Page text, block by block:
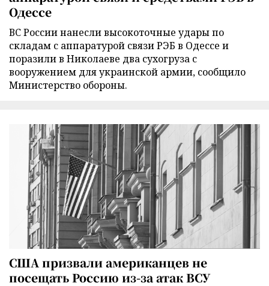
Одессе
ВС России нанесли высокоточные удары по
складам с аппаратурой связи РЭБ в Одессе и
поразили в Николаеве два сухогруза с
вооружением для украинской армии, сообщило
Министерство обороны.
США призвали американцев не
посещать Россию из-за атак ВСУ